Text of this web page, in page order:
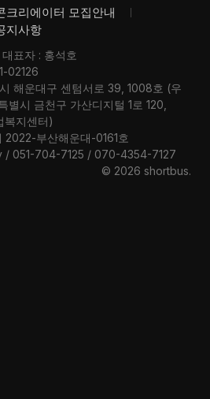
크리에이터 모집안내
지사항
대표자 : 홍석호
02126
해운대구 센텀서로 39, 1008호 (우
시 금천구 가산디지털 1로 120,
복지센터)
2022-부산해운대-0161호
/ 051-704-7125 / 070-4354-7127
© 2026 shortbus.